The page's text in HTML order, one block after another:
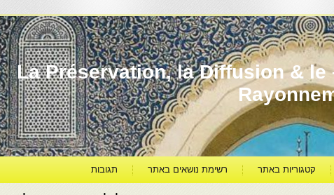
יהדות מרוקו עברה ותרבותה – La Préservation, la Diffusion & le
קטגוריות באתר רשימת נושאים באתר תגובות